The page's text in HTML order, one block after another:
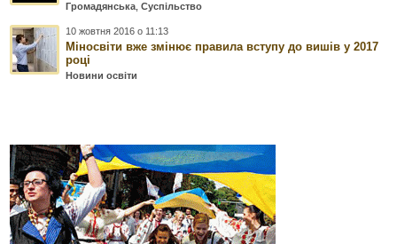
Громадянська ,Суспільство
10 жовтня 2016 о 11:13
Міносвіти вже змінює правила вступу до вишів у 2017
році
Новини освіти